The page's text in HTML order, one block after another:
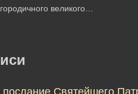
великого…
послание Святейшего